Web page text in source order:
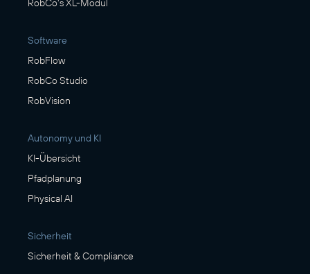
RobCo's XL-Modul
Software
RobFlow
RobCo Studio
RobVision
Autonomy und KI
KI-Übersicht
Pfadplanung
Physical AI
Sicherheit
Sicherheit & Compliance